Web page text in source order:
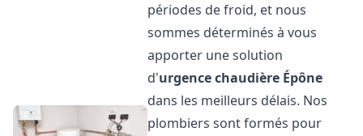
périodes de froid, et nous
sommes déterminés à vous
apporter une solution
d'urgence chaudière Épône
dans les meilleurs délais. Nos
plombiers sont formés pour